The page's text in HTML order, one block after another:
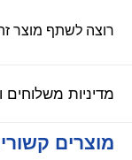
מדיניות
רוצה לשתף מוצר
מוצרים